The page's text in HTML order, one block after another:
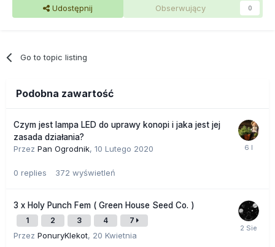
Udostępnij Obserwujący 0
Go to topic listing
Podobna zawartość
Czym jest lampa LED do uprawy konopi i jaka jest jej
zasada działania?
Przez Pan Ogrodnik, 10 Lutego 2020
0 replies 372 wyświetleń
3 x Holy Punch Fem ( Green House Seed Co. )
1 2 3 4 7
Przez PonuryKlekot, 20 Kwietnia